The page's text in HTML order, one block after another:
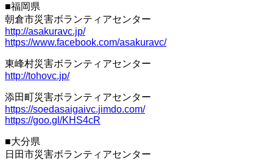
■福岡県
朝倉市災害ボランティアセンター
http://asakuravc.jp/
https://www.facebook.com/asakuravc/
東峰村災害ボランティアセンター
http://tohovc.jp/
添田町災害ボランティアセンター
https://soedasaigaivc.jimdo.com/
https://goo.gl/KHS4cR
■大分県
日田市災害ボランティアセンター